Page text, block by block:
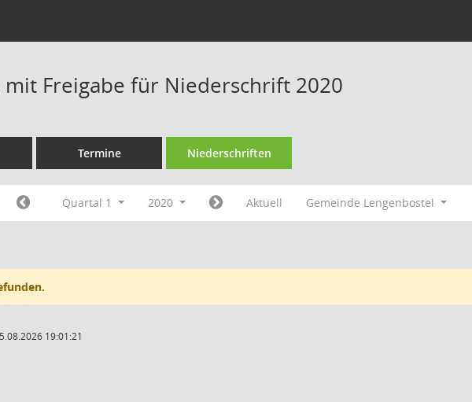
mit Freigabe für Niederschrift 2020
Termine Niederschriften
Quartal 1 2020 Aktuell Gemeinde Lengenbostel
19:01:21